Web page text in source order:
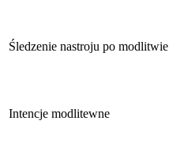
Śledzenie nastroju po modlitwie
Intencje modlitewne